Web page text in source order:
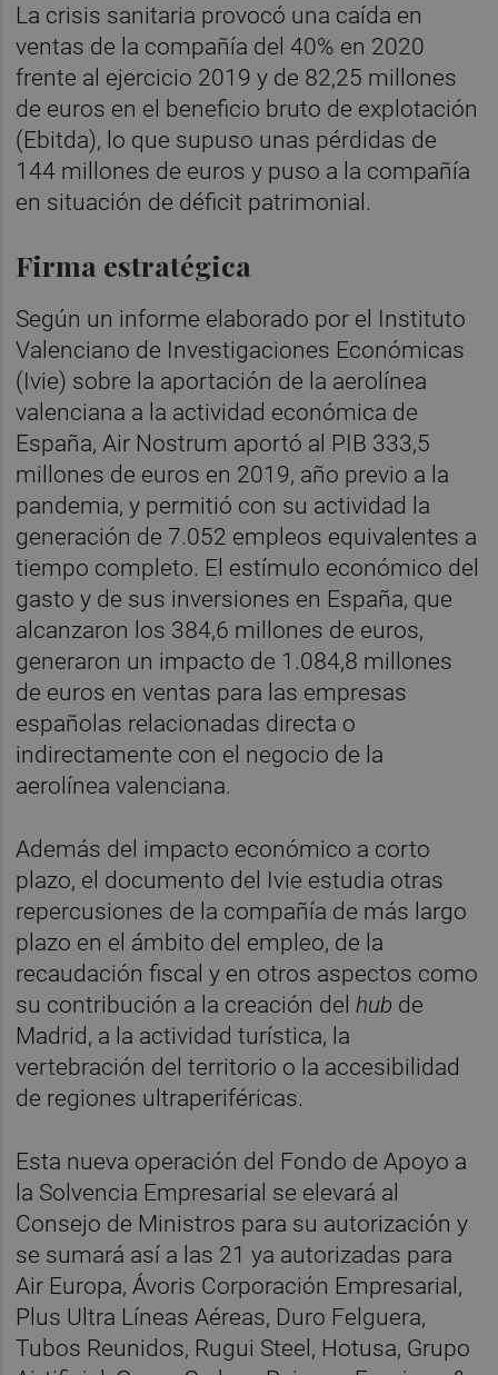
La crisis sanitaria provocó una caída en
ventas de la compañía del 40% en 2020
frente al ejercicio 2019 y de 82,25 millones
de euros en el beneficio bruto de explotación
(Ebitda), lo que supuso unas pérdidas de
144 millones de euros y puso a la compañía
en situación de déficit patrimonial.
Firma estratégica
Según un informe elaborado por el Instituto
Valenciano de Investigaciones Económicas
(Ivie) sobre la aportación de la aerolínea
valenciana a la actividad económica de
España, Air Nostrum aportó al PIB 333,5
millones de euros en 2019, año previo a la
pandemia, y permitió con su actividad la
generación de 7.052 empleos equivalentes a
tiempo completo. El estímulo económico del
gasto y de sus inversiones en España, que
alcanzaron los 384,6 millones de euros,
generaron un impacto de 1.084,8 millones
de euros en ventas para las empresas
españolas relacionadas directa o
indirectamente con el negocio de la
aerolínea valenciana.
Además del impacto económico a corto
plazo, el documento del Ivie estudia otras
repercusiones de la compañía de más largo
plazo en el ámbito del empleo, de la
recaudación fiscal y en otros aspectos como
su contribución a la creación delhub de
Madrid, a la actividad turística, la
vertebración del territorio o la accesibilidad
de regiones ultraperiféricas.
Esta nueva operación del Fondo de Apoyo a
la Solvencia Empresarial se elevará al
Consejo de Ministros para su autorización y
se sumará así a las 21 ya autorizadas para
Air Europa, Ávoris Corporación Empresarial,
Plus Ultra Líneas Aéreas, Duro Felguera,
Tubos Reunidos, Rugui Steel, Hotusa, Grupo